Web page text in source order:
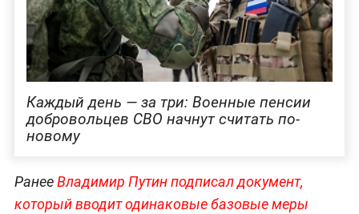
Каждый день — за три: Военные пенсии
добровольцев СВО начнут считать по-
новому
РанееВладимир Путин подписал документ,
который вводит одинаковые базовые меры